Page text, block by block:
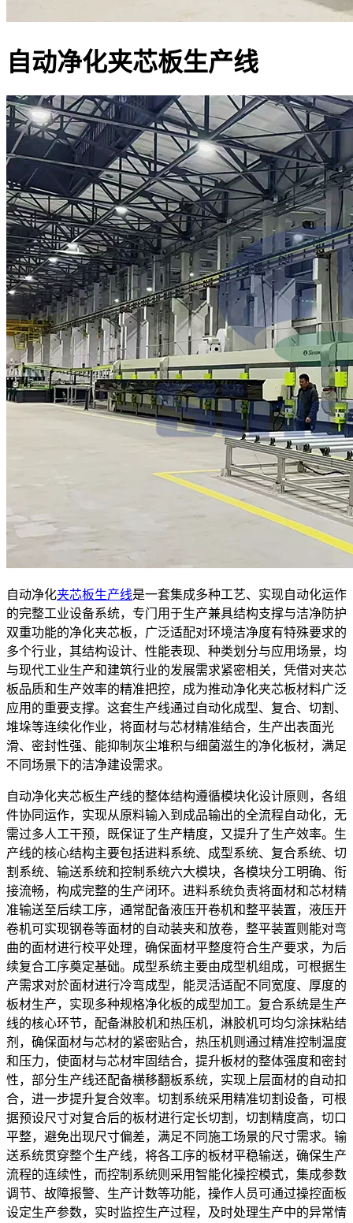
自动净化夹芯板生产线
自动净化夹芯板生产线是一套集成多种工艺、实现自动化运作
的完整工业设备系统，专门用于生产兼具结构支撑与洁净防护
双重功能的净化夹芯板，广泛适配对环境洁净度有特殊要求的
多个行业，其结构设计、性能表现、种类划分与应用场景，均
与现代工业生产和建筑行业的发展需求紧密相关，凭借对夹芯
板品质和生产效率的精准把控，成为推动净化夹芯板材料广泛
应用的重要支撑。这套生产线通过自动化成型、复合、切割、
堆垛等连续化作业，将面材与芯材精准结合，生产出表面光
滑、密封性强、能抑制灰尘堆积与细菌滋生的净化板材，满足
不同场景下的洁净建设需求。
自动净化夹芯板生产线的整体结构遵循模块化设计原则，各组
件协同运作，实现从原料输入到成品输出的全流程自动化，无
需过多人工干预，既保证了生产精度，又提升了生产效率。生
产线的核心结构主要包括进料系统、成型系统、复合系统、切
割系统、输送系统和控制系统六大模块，各模块分工明确、衔
接流畅，构成完整的生产闭环。进料系统负责将面材和芯材精
准输送至后续工序，通常配备液压开卷机和整平装置，液压开
卷机可实现钢卷等面材的自动装夹和放卷，整平装置则能对弯
曲的面材进行校平处理，确保面材平整度符合生产要求，为后
续复合工序奠定基础。成型系统主要由成型机组成，可根据生
产需求对於面材进行冷弯成型，能灵活适配不同宽度、厚度的
板材生产，实现多种规格净化板的成型加工。复合系统是生产
线的核心环节，配备淋胶机和热压机，淋胶机可均匀涂抹粘结
剂，确保面材与芯材的紧密贴合，热压机则通过精准控制温度
和压力，使面材与芯材牢固结合，提升板材的整体强度和密封
性，部分生产线还配备横移翻板系统，实现上层面材的自动扣
合，进一步提升复合效率。切割系统采用精准切割设备，可根
据预设尺寸对复合后的板材进行定长切割，切割精度高，切口
平整，避免出现尺寸偏差，满足不同施工场景的尺寸需求。输
送系统贯穿整个生产线，将各工序的板材平稳输送，确保生产
流程的连续性，而控制系统则采用智能化操控模式，集成参数
调节、故障报警、生产计数等功能，操作人员可通过操控面板
设定生产参数，实时监控生产过程，及时处理生产中的异常情